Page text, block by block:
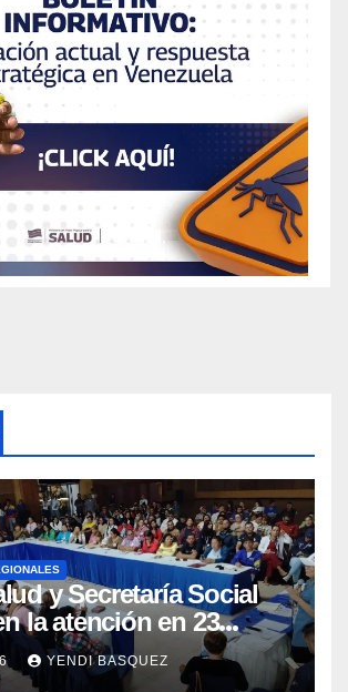
y Secretaría Social
la atención en 23
YENDI BASQUEZ